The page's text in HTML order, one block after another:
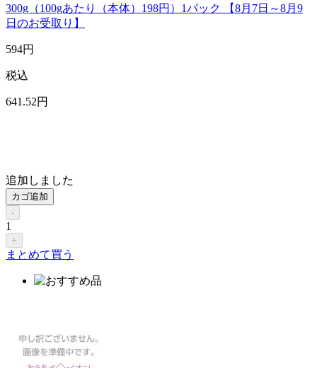
300g（100gあたり（本体）198円）1パック 【8月7日～8月9
日のお受取り】
594円
税込
641 .52円
追加しました
カゴ追加
-
1
+
まとめて買う